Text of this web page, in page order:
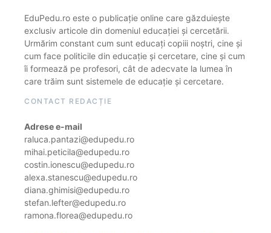
EduPedu.ro este o publicație online care găzduiește
exclusiv articole din domeniul educației și cercetării.
Urmărim constant cum sunt educați copiii noștri, cine și
cum face politicile din educație și cercetare, cine și cum
îi formează pe profesori, cât de adecvate la lumea în
care trăim sunt sistemele de educație și cercetare.
CONTACT REDACȚIE
Adrese e-mail
raluca.pantazi@edupedu.ro
mihai.peticila@edupedu.ro
costin.ionescu@edupedu.ro
alexa.stanescu@edupedu.ro
diana.ghimisi@edupedu.ro
stefan.lefter@edupedu.ro
ramona.florea@edupedu.ro